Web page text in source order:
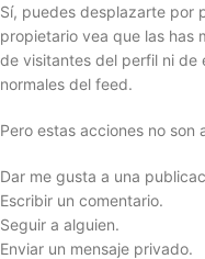
Sí, puedes desplazarte por
propietario vea que las has
de visitantes del perfil ni de
normales del feed.
Pero estas acciones no son
Dar me gusta a una
Escribir un comentario.
Seguir a alguien.
Enviar un mensaje privado.